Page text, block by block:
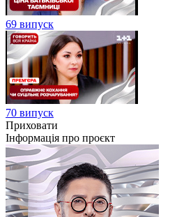
69 випуск
70 випуск
Приховати
Інформація про проєкт